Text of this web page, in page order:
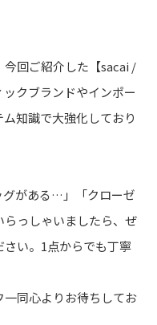
今回ご紹介した【sacai /
クブランドやインポー
知識で大強化しており
グがある…」「クローゼ
っしゃいましたら、ぜ
い。1点からでも丁寧
同心よりお待ちしてお